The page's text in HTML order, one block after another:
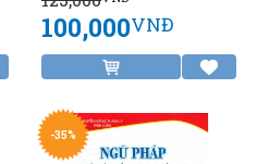
100,000VNĐ
-35%